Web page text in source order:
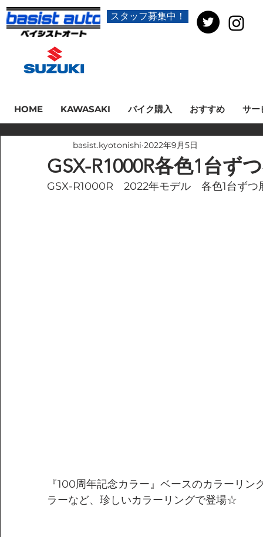
スタッフ募集中！
HOME KAWASAKI バイク購入 おすすめ サー
GSX-R1000R各色1台ず
basist.kyotonishi 2022年9月5日
GSX-R1000R　2022年モデル　各色1台ずつ
『100周年記念カラー』ベースのカラーリ
ラーなど、珍しいカラーリングで登場☆